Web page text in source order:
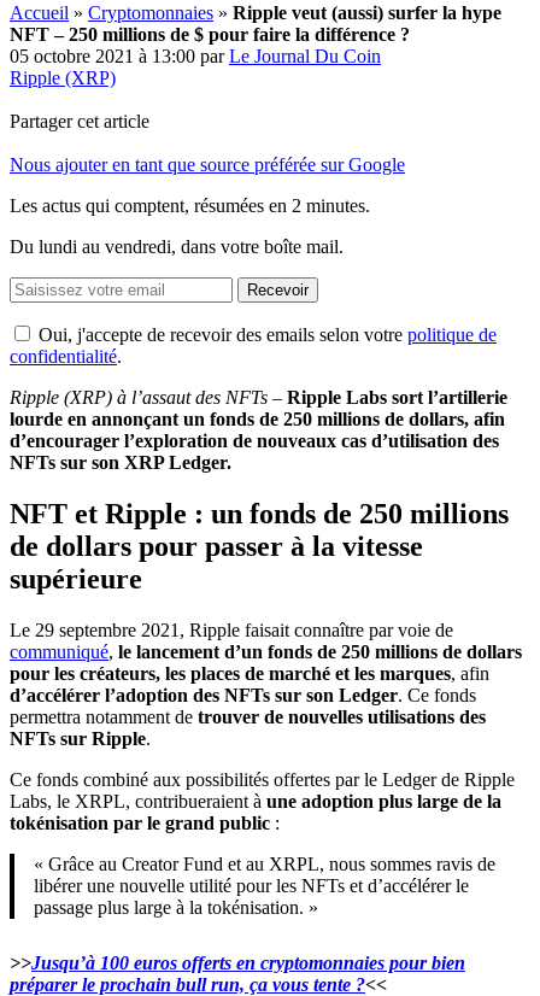
Accueil » Cryptomonnaies » Ripple veut (aussi) surfer la hype
NFT – 250 millions de $ pour faire la différence ?
05 octobre 2021 à 13:00 parLe Journal Du Coin
Ripple (XRP)
Partager cet article
Nous ajouter en tant que source préférée sur Google
Les actus qui comptent, résumées en 2 minutes.
Du lundi au vendredi, dans votre boîte mail.
Recevoir
Oui, j'accepte de recevoir des emails selon votre politique de
confidentialité.
Ripple (XRP) à l’assaut des NFTs – Ripple Labs sort l’artillerie
lourde en annonçant un fonds de 250 millions de dollars, afin
d’encourager l’exploration de nouveaux cas d’utilisation des
NFTs sur son XRP Ledger.
NFT et Ripple : un fonds de 250 millions
de dollars pour passer à la vitesse
supérieure
Le 29 septembre 2021, Ripple faisait connaître par voie de
communiqué, le lancement d’un fonds de 250 millions de dollars
pour les créateurs, les places de marché et les marques, afin
d’accélérer l’adoption des NFTs sur son Ledger. Ce fonds
permettra notamment de trouver de nouvelles utilisations des
NFTs sur Ripple.
Ce fonds combiné aux possibilités offertes par le Ledger de Ripple
Labs, le XRPL, contribueraient à une adoption plus large de la
tokénisation par le grand public :
« Grâce au Creator Fund et au XRPL, nous sommes ravis de
libérer une nouvelle utilité pour les NFTs et d’accélérer le
passage plus large à la tokénisation. »
>>Jusqu’à 100 euros offerts en cryptomonnaies pour bien
préparer le prochain bull run, ça vous tente ?<<